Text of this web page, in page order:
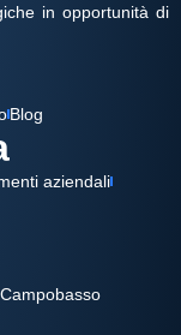
in opportunità di
Blog
aziendali